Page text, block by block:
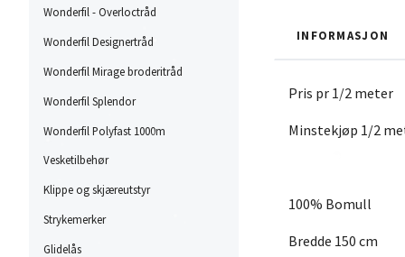
Wonderfil - Overloctråd
Wonderfil Designertråd
Wonderfil Mirage broderitråd
Wonderfil Splendor
Wonderfil Polyfast 1000m
Vesketilbehør
Klippe og skjæreutstyr
Strykemerker
Glidelås
INFORMASJON
Pris pr 1/2 meter
Minstekjøp 1/2
100% Bomull
Bredde 150 cm